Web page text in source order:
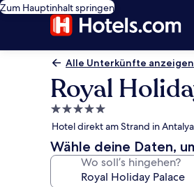
Zum Hauptinhalt springen
Alle Unterkünfte anzeigen
Royal
5.0-
Sterne-
Unterkunft
Hotel direkt am Strand in
Wähle deine Daten,
Wo soll’s hingehen?